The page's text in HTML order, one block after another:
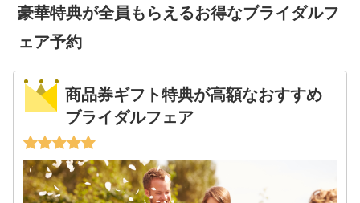
豪華特典が全員もらえるお得なブライダルフ
ェア予約
商品券ギフト特典が高額なおすすめ
ブライダルフェア